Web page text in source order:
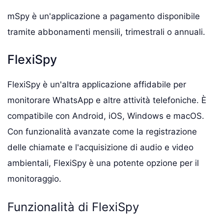
mSpy è un'applicazione a pagamento disponibile
tramite abbonamenti mensili, trimestrali o annuali.
FlexiSpy
FlexiSpy è un'altra applicazione affidabile per
monitorare WhatsApp e altre attività telefoniche. È
compatibile con Android, iOS, Windows e macOS.
Con funzionalità avanzate come la registrazione
delle chiamate e l'acquisizione di audio e video
ambientali, FlexiSpy è una potente opzione per il
monitoraggio.
Funzionalità di FlexiSpy